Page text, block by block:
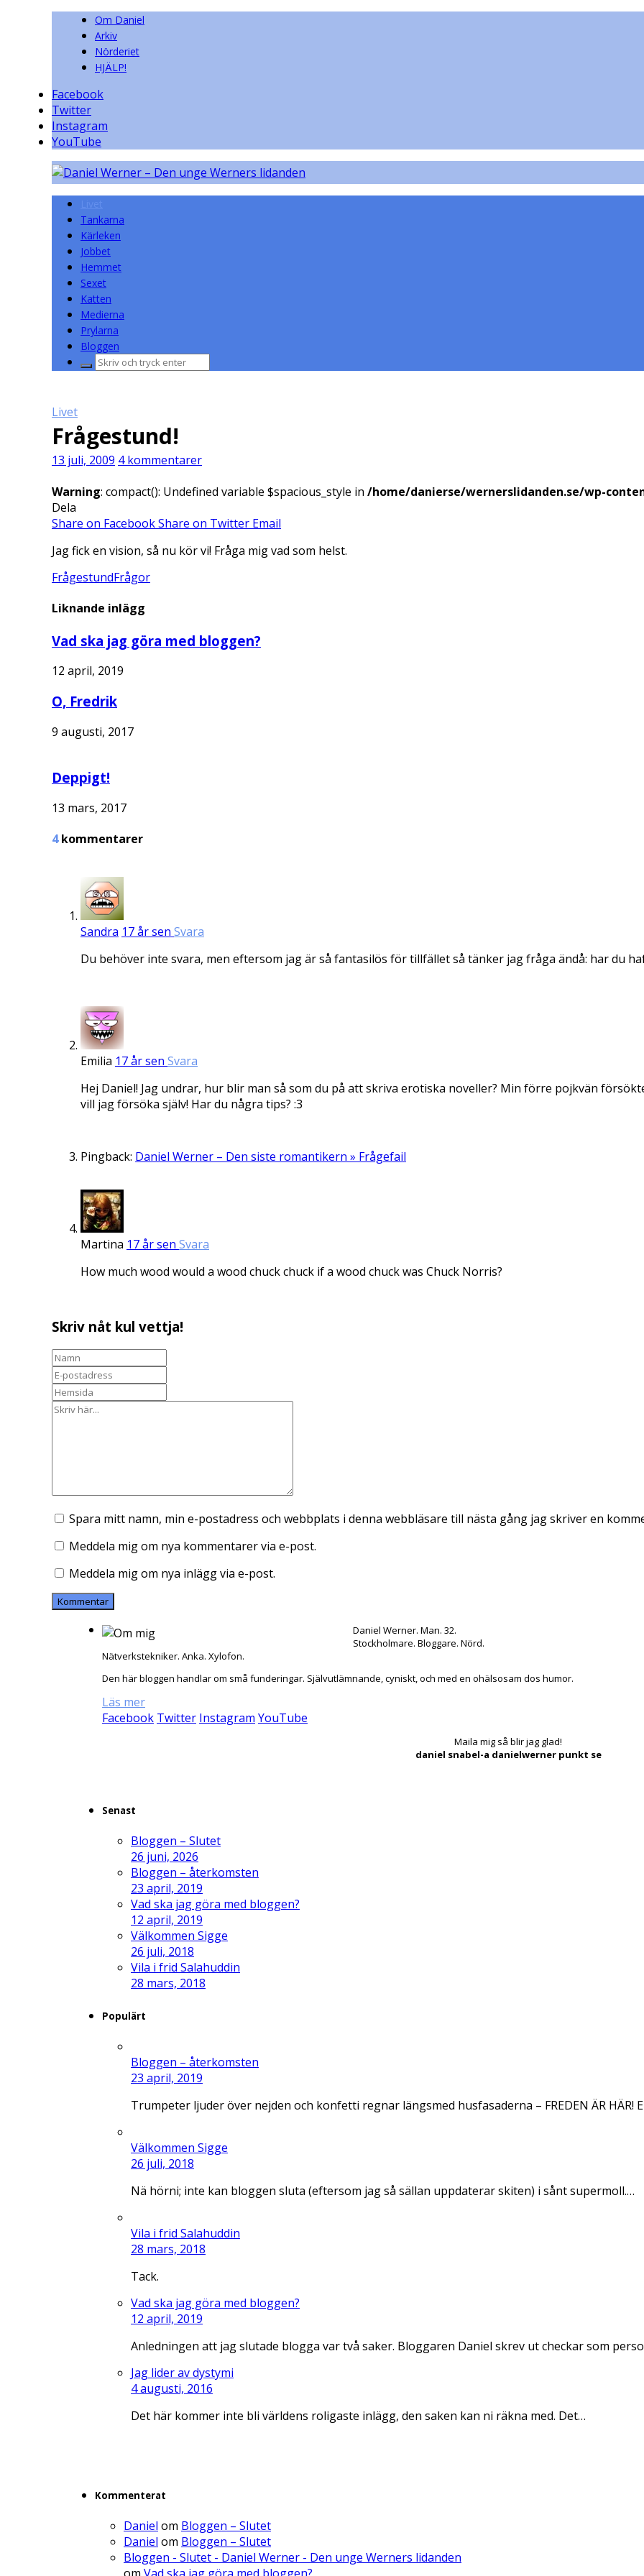
Om Daniel
Arkiv
Nörderiet
HJÄLP!
Facebook
Twitter
Instagram
YouTube
Tankarna
Kärleken
Jobbet
Hemmet
Sexet
Katten
Medierna
Prylarna
Bloggen
Sök
Livet
Frågestund!
13 juli, 2009 4 kommentarer
Warning: compact(): Undefined variable $spacious_style in /home/danierse/wernerslidanden.se/wp-
Dela
Share on FacebookShare on Twitter Email
Jag fick en vision, så nu kör vi! Fråga mig vad som helst.
FrågestundFrågor
Liknande inlägg
Vad ska jag göra med bloggen?
12 april, 2019
O, Fredrik
9 augusti, 2017
Deppigt!
13 mars, 2017
4kommentarer
Sandra 17 år sen Svara
Du behöver inte svara, men eftersom jag är så fantasilös för tillfället så tänker jag fråga ändå: har du
Emilia 17 år sen Svara
Hej Daniel! Jag undrar, hur blir man så som du på att skriva erotiska noveller? Min förre pojkvän
vill jag försöka själv! Har du några tips? :3
Pingback: Daniel Werner – Den siste romantikern » Frågefail
Martina 17 år sen Svara
How much wood would a wood chuck chuck if a wood chuck was Chuck Norris?
Skriv nåt kul vettja!
Spara mitt namn, min e-postadress och webbplats i denna webbläsare till nästa gång jag skriver en
Meddela mig om nya kommentarer via e-post.
Meddela mig om nya inlägg via e-post.
Daniel Werner. Man. 32.
Stockholmare. Bloggare. Nörd.
Nätverkstekniker. Anka. Xylofon.
Den här bloggen handlar om små funderingar. Självutlämnande, cyniskt, och med en ohälsosam dos humor.
Läs mer
Facebook Twitter Instagram YouTube
Maila mig så blir jag glad!
daniel snabel-a danielwerner punkt se
Senast
Bloggen – Slutet
26 juni, 2026
Bloggen – återkomsten
23 april, 2019
Vad ska jag göra med bloggen?
12 april, 2019
Välkommen Sigge
26 juli, 2018
Vila i frid Salahuddin
28 mars, 2018
Populärt
Bloggen – återkomsten
23 april, 2019
Trumpeter ljuder över nejden och konfetti regnar längsmed husfasaderna – FREDEN ÄR HÄR!
Välkommen Sigge
26 juli, 2018
Nä hörni; inte kan bloggen sluta (eftersom jag så sällan uppdaterar skiten) i sånt supermoll.…
Vila i frid Salahuddin
28 mars, 2018
Tack.
Vad ska jag göra med bloggen?
12 april, 2019
Anledningen att jag slutade blogga var två saker. Bloggaren Daniel skrev ut checkar som
Jag lider av dystymi
4 augusti, 2016
Det här kommer inte bli världens roligaste inlägg, den saken kan ni räkna med. Det…
Kommenterat
Daniel om Bloggen – Slutet
Daniel om Bloggen – Slutet
Bloggen - Slutet - Daniel Werner - Den unge Werners lidanden